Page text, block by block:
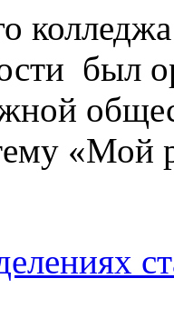
был
«Мой